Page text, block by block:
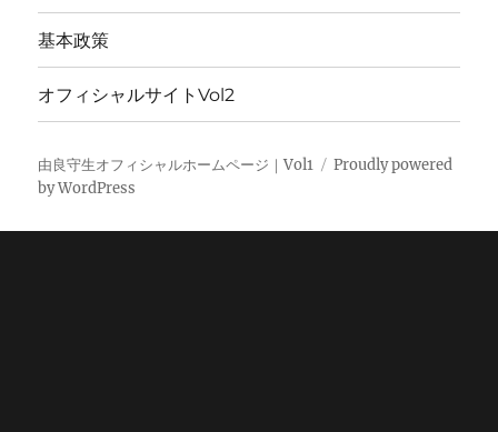
基本政策
オフィシャルサイトVol2
由良守生オフィシャルホームページ｜Vol1
Proudly powered
by WordPress